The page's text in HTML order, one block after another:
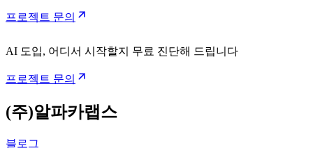
프로젝트 문의
AI 도입, 어디서 시작할지 무료 진단해 드립니다
프로젝트 문의
(주)알파카랩스
블로그